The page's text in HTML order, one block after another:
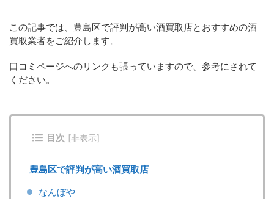
この記事では、豊島区で評判が高い酒買取店とおすすめの酒
買取業者をご紹介します。
口コミページへのリンクも張っていますので、参考にされて
ください。
目次 [非表示]
豊島区で評判が高い酒買取店
なんぼや